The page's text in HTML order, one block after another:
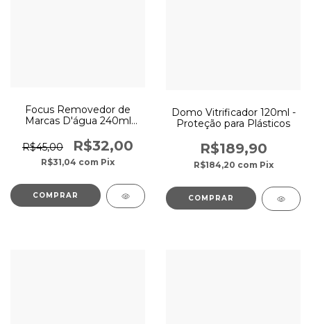
Focus Removedor de
Marcas D'água 240ml
R$45,00
R$32,00
R$31,04 com Pix
Domo Vitrificador 120ml -
Proteção para Plásticos
R$189,90
R$184,20 com Pix